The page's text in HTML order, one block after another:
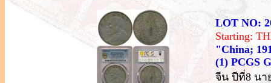
LOT NO:
Starting:
"China;
(1) PCGS
จีน ปีที่8 นา